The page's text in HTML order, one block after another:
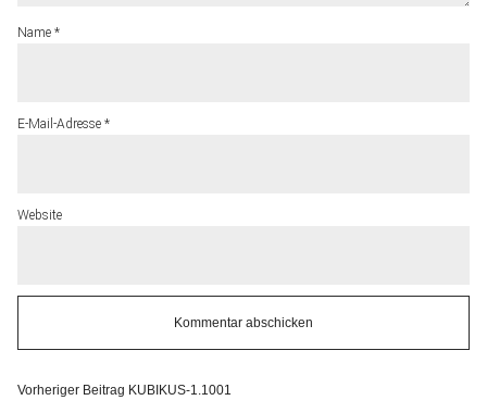
Name*
E-Mail-Adresse*
Website
Vorheriger Beitrag KUBIKUS-1.1001